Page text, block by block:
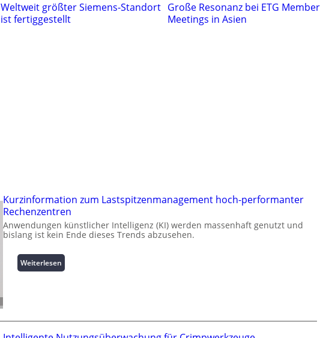
Weltweit größter Siemens-Standort
ist fertiggestellt
Große Resonanz bei ETG Member
Meetings in Asien
Kurzinformation zum Lastspitzenmanagement hoch-performanter
Rechenzentren
Anwendungen künstlicher Intelligenz (KI) werden massenhaft genutzt und
bislang ist kein Ende dieses Trends abzusehen.
Weiterlesen:
K
i